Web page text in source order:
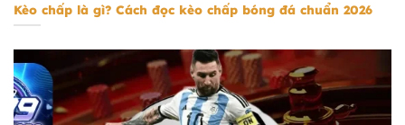
Kèo chấp là gì? Cách đọc kèo chấp bóng đá chuẩn 2026